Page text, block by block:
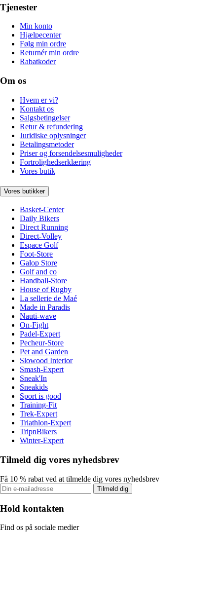
Tjenester
Min konto
Hjælpecenter
Følg min ordre
Returnér min ordre
Rabatkoder
Om os
Hvem er vi?
Kontakt os
Salgsbetingelser
Retur & refundering
Juridiske oplysninger
Betalingsmetoder
Priser og forsendelsesmuligheder
Fortrolighedserklæring
Vores butik
Vores butikker
Basket-Center
Daily Bikers
Direct Running
Direct-Volley
Espace Golf
Foot-Store
Galop Store
Golf and co
Handball-Store
House of Rugby
La sellerie de Maé
Made in Paradis
Nauti-wave
On-Fight
Padel-Expert
Pecheur-Store
Pet and Garden
Slowood Interior
Smash-Expert
Sneak'In
Sneakids
Sport is good
Training-Fit
Trek-Expert
Triathlon-Expert
TripnBikers
Winter-Expert
Tilmeld dig vores nyhedsbrev
Få 10 % rabat ved at tilmelde dig vores nyhedsbrev
Tilmeld dig
Hold kontakten
Find os på sociale medier